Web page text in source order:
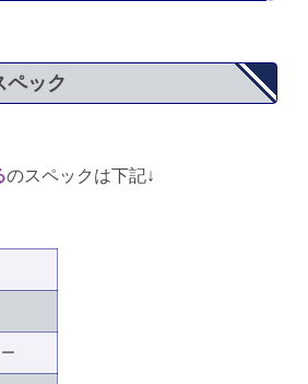
ペック
のスペックは下記↓